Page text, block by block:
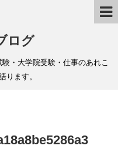
ログ
・大学院受験・仕事のあれこ
ります。